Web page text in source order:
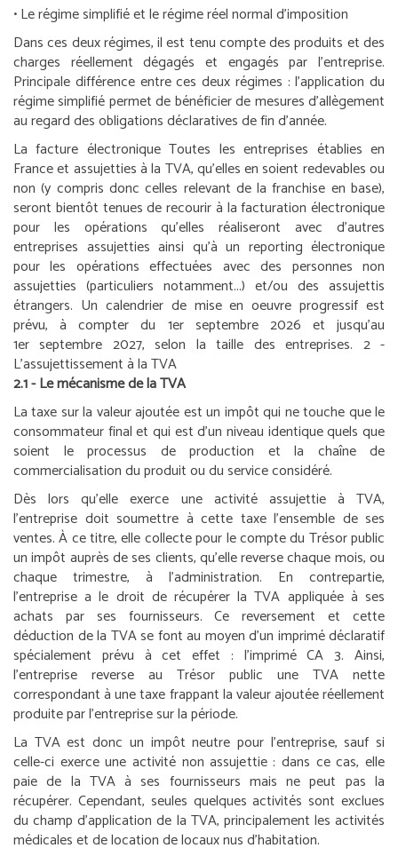
•Le régime simplifié et le régime réel normal d’imposition
Dans ces deux régimes, il est tenu compte des produits et des
charges réellement dégagés et engagés par l’entreprise.
Principale différence entre ces deux régimes : l’application du
régime simplifié permet de bénéficier de mesures d’allègement
au regard des obligations déclaratives de fin d’année.
La facture électronique Toutes les entreprises établies en
France et assujetties à la TVA, qu’elles en soient redevables ou
non (y compris donc celles relevant de la franchise en base),
seront bientôt tenues de recourir à la facturation électronique
pour les opérations qu’elles réaliseront avec d’autres
entreprises assujetties ainsi qu’à un reporting électronique
pour les opérations effectuées avec des personnes non
assujetties (particuliers notamment...) et/ou des assujettis
étrangers. Un calendrier de mise en oeuvre progressif est
prévu, à compter du 1erseptembre 2026 et jusqu’au
1er septembre 2027, selon la taille des entreprises. 2 -
L’assujettissement à la TVA
2.1 - Le mécanisme de la TVA
La taxe sur la valeur ajoutée est un impôt qui ne touche que le
consommateur final et qui est d’un niveau identique quels que
soient le processus de production et la chaîne de
commercialisation du produit ou du service considéré.
Dès lors qu’elle exerce une activité assujettie à TVA,
l’entreprise doit soumettre à cette taxe l’ensemble de ses
ventes. À ce titre, elle collecte pour le compte du Trésor public
un impôt auprès de ses clients, qu’elle reverse chaque mois, ou
chaque trimestre, à l’administration. En contrepartie,
l’entreprise a le droit de récupérer la TVA appliquée à ses
achats par ses fournisseurs. Ce reversement et cette
déduction de la TVA se font au moyen d’un imprimé déclaratif
spécialement prévu à cet effet : l’imprimé CA 3. Ainsi,
l’entreprise reverse au Trésor public une TVA nette
correspondant à une taxe frappant la valeur ajoutée réellement
produite par l’entreprise sur la période.
La TVA est donc un impôt neutre pour l’entreprise, sauf si
celle-ci exerce une activité non assujettie : dans ce cas, elle
paie de la TVA à ses fournisseurs mais ne peut pas la
récupérer. Cependant, seules quelques activités sont exclues
du champ d’application de la TVA, principalement les activités
médicales et de location de locaux nus d’habitation.